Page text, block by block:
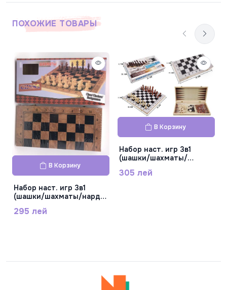
ПОХОЖИЕ ТОВАРЫ
В Корзину
Набор наст. игр 3в1
(шашки/шахматы/нарды)
295 лей
В Корзину
Набор наст. игр 3в1
(шашки/шахматы/
305 лей